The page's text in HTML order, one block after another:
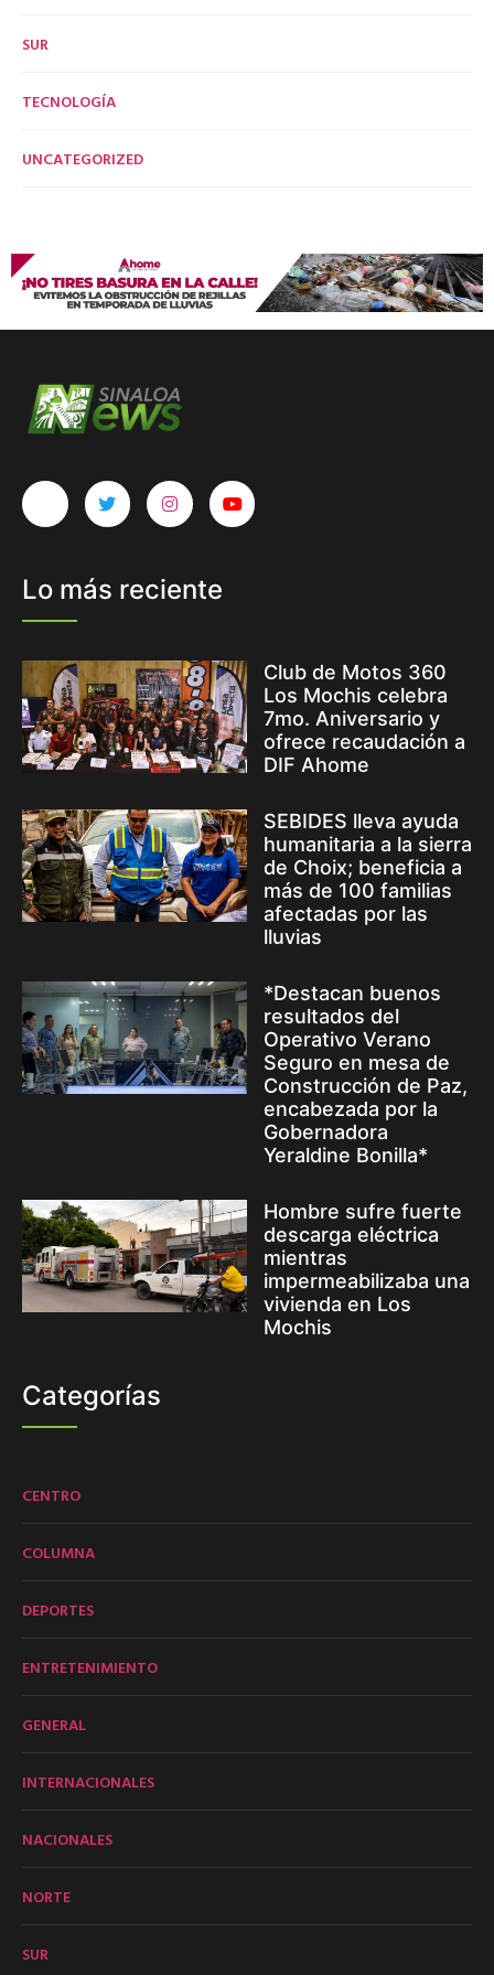
SUR
TECNOLOGÍA
UNCATEGORIZED
Lo más reciente
Club de Motos 360
Los Mochis celebra
7mo. Aniversario y
ofrece recaudación a
DIF Ahome
SEBIDES lleva ayuda
humanitaria a la sierra
de Choix; beneficia a
más de 100 familias
afectadas por las
lluvias
*Destacan buenos
resultados del
Operativo Verano
Seguro en mesa de
Construcción de Paz,
encabezada por la
Gobernadora
Yeraldine Bonilla*
Hombre sufre fuerte
descarga eléctrica
mientras
impermeabilizaba una
vivienda en Los
Mochis
Categorías
CENTRO
COLUMNA
DEPORTES
ENTRETENIMIENTO
GENERAL
INTERNACIONALES
NACIONALES
NORTE
SUR